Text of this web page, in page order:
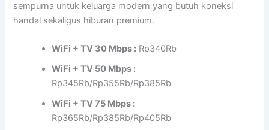
sempurna untuk keluarga modern yang butuh koneksi
handal sekaligus hiburan premium.
WiFi + TV 30 Mbps : Rp340Rb
WiFi + TV 50 Mbps :
Rp345Rb/Rp355Rb/Rp385Rb
WiFi + TV 75 Mbps :
Rp365Rb/Rp385Rb/Rp405Rb